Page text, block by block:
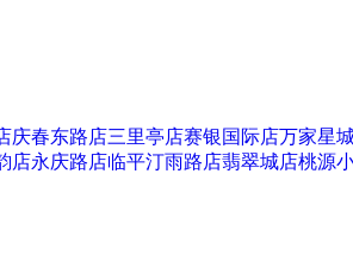
庆春东路店三里亭店赛银国际店万家星
店永庆路店临平汀雨路店翡翠城店桃源